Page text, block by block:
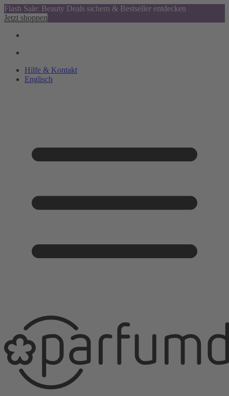
Flash Sale: Beauty Deals sichern & Bestseller entdecken
Jetzt shoppen
Hilfe & Kontakt
Englisch